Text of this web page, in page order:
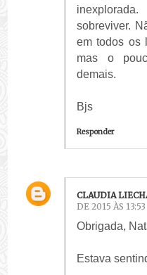
sobreviver.
em todos os
mas o
demais.
Bjs
Responder
CLAUDIA
DE 2015 ÀS 13:53
Obrigada,
Estava